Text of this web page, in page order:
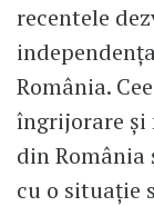
recentele
România.
îngrijorare și
din România
cu o situație